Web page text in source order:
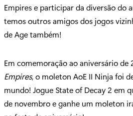
Empires e participar da diversão do
temos outros amigos dos jogos
de Age também!
Em comemoração ao aniversário de
Empires, o moleton AoE II Ninja foi
mundo! Jogue State of Decay 2 em
de novembro e ganhe um moleton